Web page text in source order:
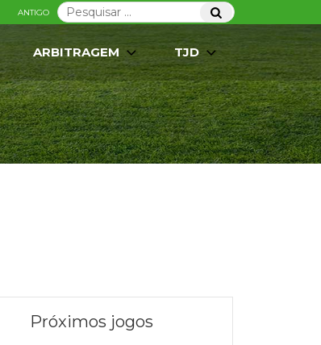
Pesquisar
por:
Pesquisar
ANTIGO
ARBITRAGEM TJD
Próximos jogos